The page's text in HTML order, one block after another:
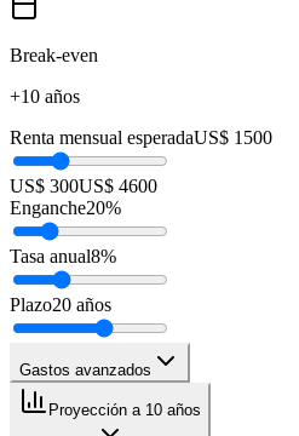
Break-even
+10 años
Renta mensual esperadaUS$ 1500
US$ 300US$ 4600
Enganche20%
Tasa anual8%
Plazo20 años
Gastos avanzados
Proyección a 10 años